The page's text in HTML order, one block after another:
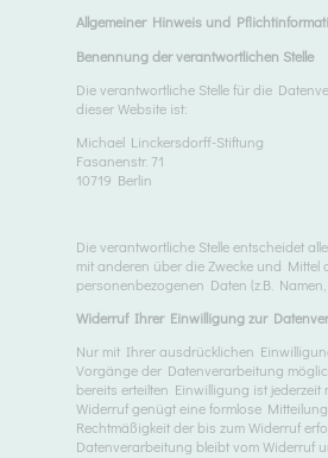
Allgemeiner Hinweis und
Benennung der verantwortlichen Stelle
Die verantwortliche Stelle für die
dieser Website ist:
Michael Linckersdorff-Stiftung
Fasanenstr. 71
10719 Berlin
Die verantwortliche Stelle entscheidet
mit anderen über die Zwecke und Mittel
personenbezogenen Daten (z.B.
Widerruf Ihrer Einwilligung zur
Nur mit Ihrer ausdrücklichen
Vorgänge der Datenverarbeitung
bereits erteilten Einwilligung ist jederzeit
Widerruf genügt eine formlose
Rechtmäßigkeit der bis zum Widerruf
Datenverarbeitung bleibt vom Widerruf